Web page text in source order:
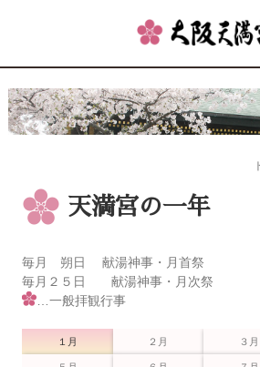
天満宮の一年
毎月 朔日 献湯神事・月首祭
毎月２５日 献湯神事・月次祭
…一般拝観行事
１月 ２月 ３月